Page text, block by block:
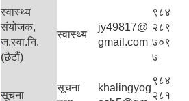
स्वास्थ्य
संयोजक,
ज.स्वा.नि.
(छैटौं)
स्वास्थ्य
jy49817@
gmail.com
९८४
२८९
७०९
७
सूचना
सूचना
khalingyog
९८४
२८१